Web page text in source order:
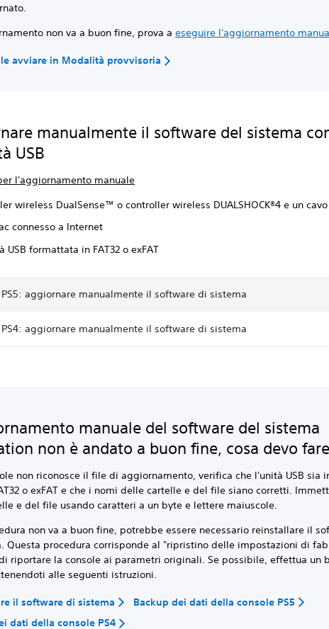
non va a buon fine, prova aeseguire l'aggiornamento
avviare in Modalità provvisoria
manualmente il software del sistema
USB
l'aggiornamento manuale
wireless DualSense™ o controller wireless DUALSHOCK®4 e un cavo
connesso a Internet
USB formattata in FAT32 o exFAT
PS5: aggiornare manualmente il software di sistema
PS4: aggiornare manualmente il software di sistema
manuale del software del sistema
non è andato a buon fine, cosa devo
non riconosce il file di aggiornamento, verifica che l'unità USB sia
o exFAT e che i nomi delle cartelle e del file siano corretti.
e del file usando caratteri a un byte e lettere maiuscole.
non va a buon fine, potrebbe essere necessario reinstallare il
Questa procedura corrisponde al "ripristino delle impostazioni di
riportare la console ai parametri originali. Se possibile, effettua un
alle seguenti istruzioni.
il software di sistema
Backup dei dati della console PS5
dati della console PS4